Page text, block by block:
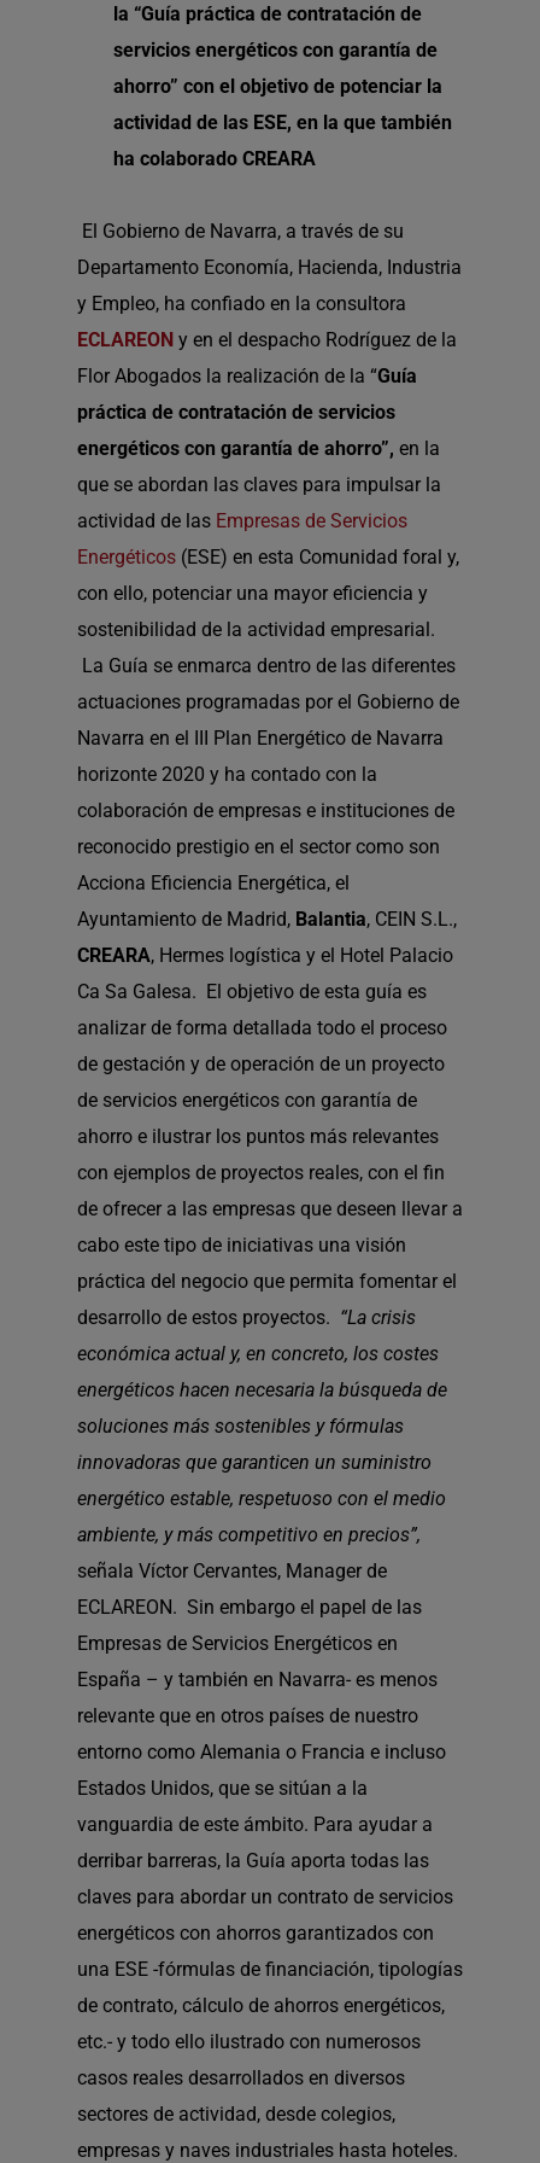
la “Guía práctica de contratación de
servicios energéticos con garantía de
ahorro” con el objetivo de potenciar la
actividad de las ESE, en la que también
ha colaborado CREARA
El Gobierno de Navarra, a través de su
Departamento Economía, Hacienda, Industria
y Empleo, ha confiado en la consultora
ECLAREON y en el despacho Rodríguez de la
Flor Abogados la realización de la “Guía
práctica de contratación de servicios
energéticos con garantía de ahorro”, en la
que se abordan las claves para impulsar la
actividad de las Empresas de Servicios
Energéticos (ESE) en esta Comunidad foral y,
con ello, potenciar una mayor eficiencia y
sostenibilidad de la actividad empresarial.
La Guía se enmarca dentro de las diferentes
actuaciones programadas por el Gobierno de
Navarra en el III Plan Energético de Navarra
horizonte 2020 y ha contado con la
colaboración de empresas e instituciones de
reconocido prestigio en el sector como son
Acciona Eficiencia Energética, el
Ayuntamiento de Madrid, Balantia, CEIN S.L.,
CREARA, Hermes logística y el Hotel Palacio
Ca Sa Galesa. El objetivo de esta guía es
analizar de forma detallada todo el proceso
de gestación y de operación de un proyecto
de servicios energéticos con garantía de
ahorro e ilustrar los puntos más relevantes
con ejemplos de proyectos reales, con el fin
de ofrecer a las empresas que deseen llevar a
cabo este tipo de iniciativas una visión
práctica del negocio que permita fomentar el
desarrollo de estos proyectos. “La crisis
económica actual y, en concreto, los costes
energéticos hacen necesaria la búsqueda de
soluciones más sostenibles y fórmulas
innovadoras que garanticen un suministro
energético estable, respetuoso con el medio
ambiente, y más competitivo en precios”,
señala Víctor Cervantes, Manager de
ECLAREON. Sin embargo el papel de las
Empresas de Servicios Energéticos en
España – y también en Navarra- es menos
relevante que en otros países de nuestro
entorno como Alemania o Francia e incluso
Estados Unidos, que se sitúan a la
vanguardia de este ámbito. Para ayudar a
derribar barreras, la Guía aporta todas las
claves para abordar un contrato de servicios
energéticos con ahorros garantizados con
una ESE -fórmulas de financiación, tipologías
de contrato, cálculo de ahorros energéticos,
etc.- y todo ello ilustrado con numerosos
casos reales desarrollados en diversos
sectores de actividad, desde colegios,
empresas y naves industriales hasta hoteles.